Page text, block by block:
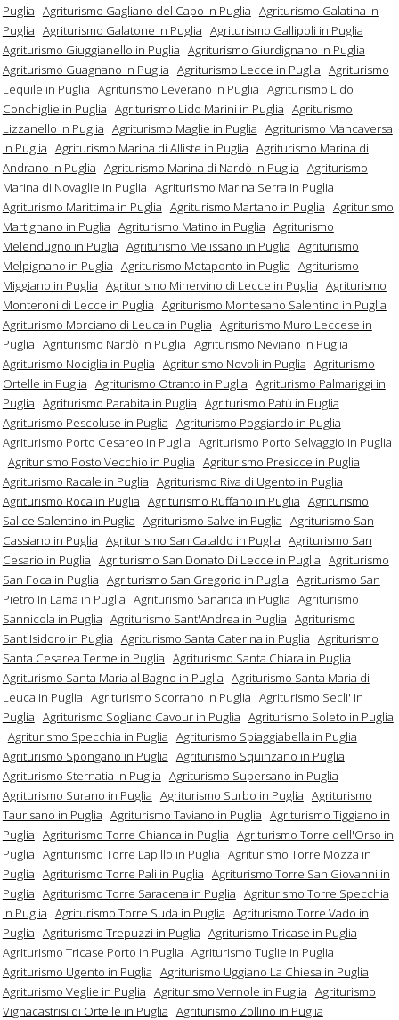
Puglia Agriturismo Gagliano del Capo in Puglia Agriturismo Galatina in
Puglia Agriturismo Galatone in Puglia Agriturismo Gallipoli in Puglia
Agriturismo Giuggianello in Puglia Agriturismo Giurdignano in Puglia
Agriturismo Guagnano in Puglia Agriturismo Lecce in Puglia Agriturismo
Lequile in Puglia Agriturismo Leverano in Puglia Agriturismo Lido
Conchiglie in Puglia Agriturismo Lido Marini in Puglia Agriturismo
Lizzanello in Puglia Agriturismo Maglie in Puglia Agriturismo Mancaversa
in Puglia Agriturismo Marina di Alliste in Puglia Agriturismo Marina di
Andrano in Puglia Agriturismo Marina di Nardò in Puglia Agriturismo
Marina di Novaglie in Puglia Agriturismo Marina Serra in Puglia
Agriturismo Marittima in Puglia Agriturismo Martano in Puglia Agriturismo
Martignano in Puglia Agriturismo Matino in Puglia Agriturismo
Melendugno in Puglia Agriturismo Melissano in Puglia Agriturismo
Melpignano in Puglia Agriturismo Metaponto in Puglia Agriturismo
Miggiano in Puglia Agriturismo Minervino di Lecce in Puglia Agriturismo
Monteroni di Lecce in Puglia Agriturismo Montesano Salentino in Puglia
Agriturismo Morciano di Leuca in Puglia Agriturismo Muro Leccese in
Puglia Agriturismo Nardò in Puglia Agriturismo Neviano in Puglia
Agriturismo Nociglia in Puglia Agriturismo Novoli in Puglia Agriturismo
Ortelle in Puglia Agriturismo Otranto in Puglia Agriturismo Palmariggi in
Puglia Agriturismo Parabita in Puglia Agriturismo Patù in Puglia
Agriturismo Pescoluse in Puglia Agriturismo Poggiardo in Puglia
Agriturismo Porto Cesareo in Puglia Agriturismo Porto Selvaggio in Puglia
Agriturismo Posto Vecchio in Puglia Agriturismo Presicce in Puglia
Agriturismo Racale in Puglia Agriturismo Riva di Ugento in Puglia
Agriturismo Roca in Puglia Agriturismo Ruffano in Puglia Agriturismo
Salice Salentino in Puglia Agriturismo Salve in Puglia Agriturismo San
Cassiano in Puglia Agriturismo San Cataldo in Puglia Agriturismo San
Cesario in Puglia Agriturismo San Donato Di Lecce in Puglia Agriturismo
San Foca in Puglia Agriturismo San Gregorio in Puglia Agriturismo San
Pietro In Lama in Puglia Agriturismo Sanarica in Puglia Agriturismo
Sannicola in Puglia Agriturismo Sant'Andrea in Puglia Agriturismo
Sant'Isidoro in Puglia Agriturismo Santa Caterina in Puglia Agriturismo
Santa Cesarea Terme in Puglia Agriturismo Santa Chiara in Puglia
Agriturismo Santa Maria al Bagno in Puglia Agriturismo Santa Maria di
Leuca in Puglia Agriturismo Scorrano in Puglia Agriturismo Secli' in
Puglia Agriturismo Sogliano Cavour in Puglia Agriturismo Soleto in Puglia
Agriturismo Specchia in Puglia Agriturismo Spiaggiabella in Puglia
Agriturismo Spongano in Puglia Agriturismo Squinzano in Puglia
Agriturismo Sternatia in Puglia Agriturismo Supersano in Puglia
Agriturismo Surano in Puglia Agriturismo Surbo in Puglia Agriturismo
Taurisano in Puglia Agriturismo Taviano in Puglia Agriturismo Tiggiano in
Puglia Agriturismo Torre Chianca in Puglia Agriturismo Torre dell'Orso in
Puglia Agriturismo Torre Lapillo in Puglia Agriturismo Torre Mozza in
Puglia Agriturismo Torre Pali in Puglia Agriturismo Torre San Giovanni in
Puglia Agriturismo Torre Saracena in Puglia Agriturismo Torre Specchia
in Puglia Agriturismo Torre Suda in Puglia Agriturismo Torre Vado in
Puglia Agriturismo Trepuzzi in Puglia Agriturismo Tricase in Puglia
Agriturismo Tricase Porto in Puglia Agriturismo Tuglie in Puglia
Agriturismo Ugento in Puglia Agriturismo Uggiano La Chiesa in Puglia
Agriturismo Veglie in Puglia Agriturismo Vernole in Puglia Agriturismo
Vignacastrisi di Ortelle in Puglia Agriturismo Zollino in Puglia